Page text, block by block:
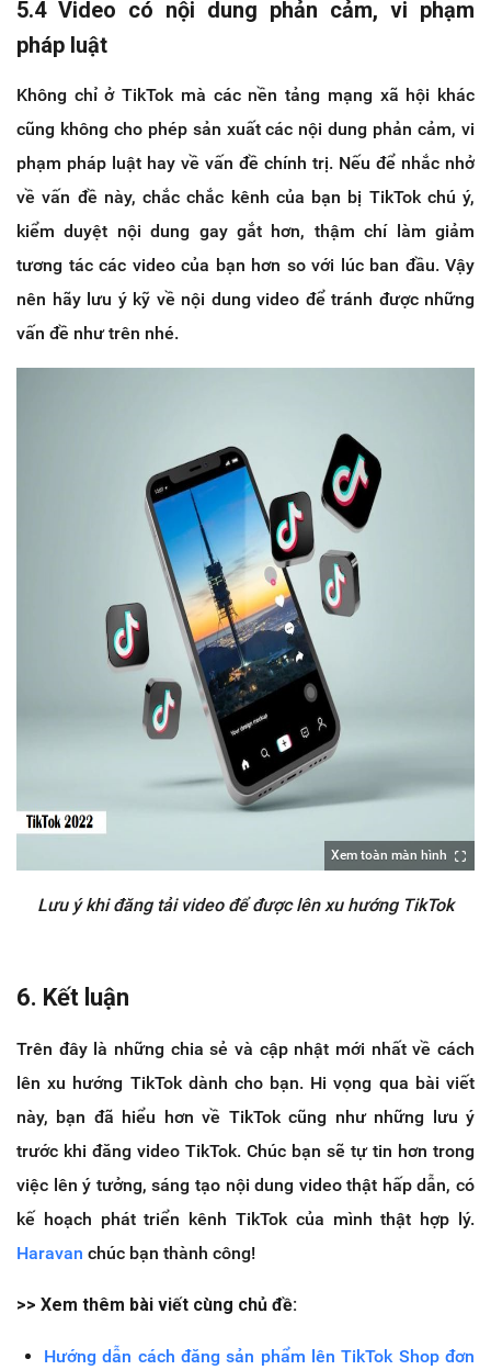
5.4 Video có nội dung phản cảm, vi phạm
pháp luật
Không chỉ ở TikTok mà các nền tảng mạng xã hội khác
cũng không cho phép sản xuất các nội dung phản cảm, vi
phạm pháp luật hay về vấn đề chính trị. Nếu để nhắc nhở
về vấn đề này, chắc chắc kênh của bạn bị TikTok chú ý,
kiểm duyệt nội dung gay gắt hơn, thậm chí làm giảm
tương tác các video của bạn hơn so với lúc ban đầu. Vậy
nên hãy lưu ý kỹ về nội dung video để tránh được những
vấn đề như trên nhé.
Xem toàn màn hình
Lưu ý khi đăng tải video để được lên xu hướng TikTok
6. Kết luận
Trên đây là những chia sẻ và cập nhật mới nhất về cách
lên xu hướng TikTok dành cho bạn. Hi vọng qua bài viết
này, bạn đã hiểu hơn về TikTok cũng như những lưu ý
trước khi đăng video TikTok. Chúc bạn sẽ tự tin hơn trong
việc lên ý tưởng, sáng tạo nội dung video thật hấp dẫn, có
kế hoạch phát triển kênh TikTok của mình thật hợp lý.
Haravan chúc bạn thành công!
>> Xem thêm bài viết cùng chủ đề:
Hướng dẫn cách đăng sản phẩm lên TikTok Shop đơn